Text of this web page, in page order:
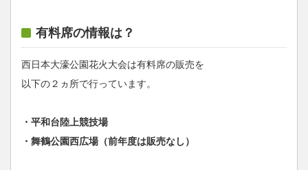
有料席の情報は？
西日本大濠公園花火大会は有料席の販売を
以下の２ヵ所で行っています。
・平和台陸上競技場
・舞鶴公園西広場（前年度は販売なし）